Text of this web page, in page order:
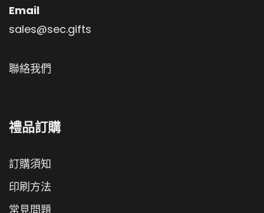
Email
sales@sec.gifts
聯絡我們
禮品訂購
訂購須知
印刷方法
常見問題